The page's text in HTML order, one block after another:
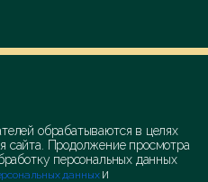
обрабатываются в целях
сайта. Продолжение просмотра
персональных данных
данных и